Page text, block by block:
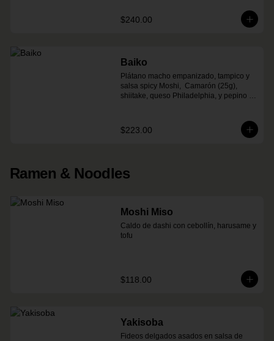
$240.00
Baiko
Plátano macho empanizado, tampico y
salsa spicy Moshi,  Camarón (25g),
shiitake, queso Philadelphia, y pepino (8
$223.00
Ramen & Noodles
Moshi Miso
Caldo de dashi con cebollín, harusame y
tofu
$118.00
Yakisoba
Fideos delgados asados en salsa de